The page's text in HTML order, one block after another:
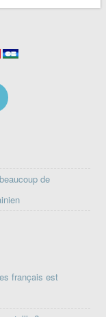
de
français est